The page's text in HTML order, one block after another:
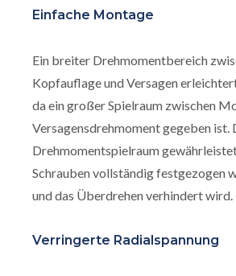
Einfache Montage
Ein breiter Drehmomentbereich
Kopfauflage und Versagen
da ein großer Spielraum zwischen
Versagensdrehmoment gegeben ist.
Drehmomentspielraum
Schrauben vollständig festgezogen
und das Überdrehen verhindert wird.
Verringerte Radialspannung